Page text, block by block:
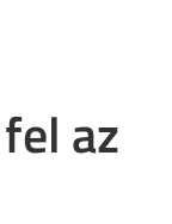
az